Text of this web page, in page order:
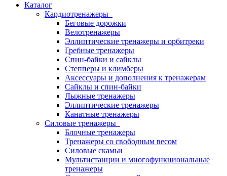
Каталог
Кардиотренажеры
Беговые дорожки
Велотренажеры
Эллиптические тренажеры и орбитреки
Гребные тренажеры
Спин-байки и сайклы
Степперы и климберы
Аксессуары и дополнения к тренажерам
Сайклы и спин-байки
Лыжные тренажеры
Эллиптические тренажеры
Канатные тренажеры
Силовые тренажеры
Блочные тренажеры
Тренажеры со свободным весом
Силовые скамьи
Мультистанции и многофункциональные
тренажеры